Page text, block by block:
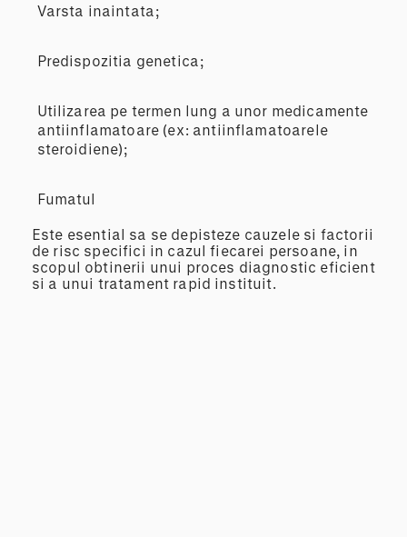
Varsta inaintata;
Predispozitia genetica;
Utilizarea pe termen lung a unor medicamente
antiinflamatoare (ex: antiinflamatoarele
steroidiene);
Fumatul
Este esential sa se depisteze cauzele si factorii
de risc specifici in cazul fiecarei persoane, in
scopul obtinerii unui proces diagnostic eficient
si a unui tratament rapid instituit.